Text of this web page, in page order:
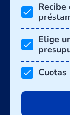
Elige